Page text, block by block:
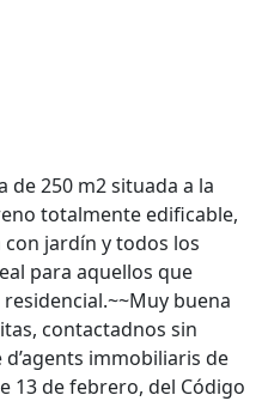
250 m2 situada a la
totalmente edificable,
jardín y todos los
para aquellos que
buena
contactadnos sin
d’agents immobiliaris de
13 de febrero, del Código